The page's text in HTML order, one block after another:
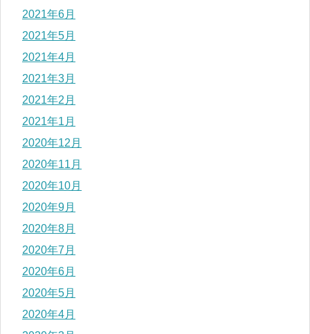
2021年6月
2021年5月
2021年4月
2021年3月
2021年2月
2021年1月
2020年12月
2020年11月
2020年10月
2020年9月
2020年8月
2020年7月
2020年6月
2020年5月
2020年4月